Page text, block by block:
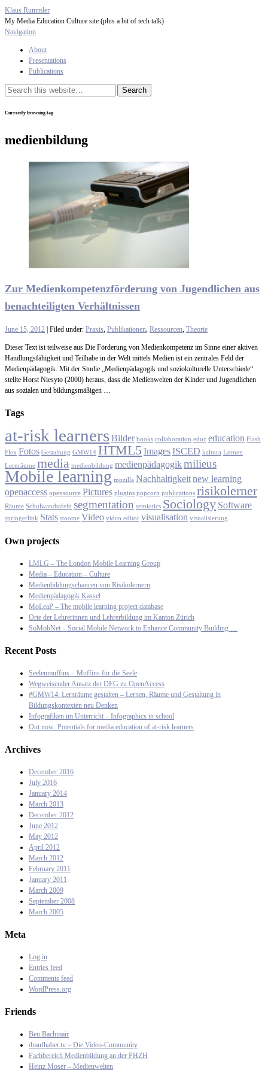
Klaus Rummler
My Media Education Culture site (plus a bit of tech talk)
Navigation
About
Presentations
Publications
Currently browsing tag
medienbildung
Zur Medienkompetenzförderung von Jugendlichen aus
benachteiligten Verhältnissen
June 15, 2012 | Filed under: Praxis Publikationen Ressourcen Theorie
Dieser Text ist teilweise aus Die Förderung von Medienkompetenz im Sinne einer aktiven
Handlungsfähigkeit und Teilhabe in der Welt mittels Medien ist ein zentrales Feld der
Medienpädagogik. Mit der Studie „Medienpädagogik und soziokulturelle Unterschiede“
stellte Horst Niesyto (2000) heraus, dass die Medienwelten der Kinder und Jugendlichen
aus sozialen und bildungsmäßigen …
Tags
at-risk learnersBilder books collaboration educ education Flash
Flex Fotos Gestaltung GMW14 HTML5 ImagesISCED kaltura Lernen
Lernräume media medienbildung medienpädagogikmilieus
Mobile learning mozilla Nachhaltigkeitnew learning
openaccess opensource Pictures plugins popcorn publications risikolerner
Räume Schulwandtafeln segmentation semiotics Sociology Software
springerlink Stats stoome Video video editor visualisation visualisierung
Own projects
LMLG – The London Mobile Learning Group
Media – Education – Culture
Medienbildungschancen von Risikolernern
Medienpädagogik Kassel
MoLeaP – The mobile learning project database
Orte der Lehrerinnen und Lehrerbildung im Kanton Zürich
SoMobNet – Social Mobile Network to Enhance Community Building …
Recent Posts
Seelenmuffins – Muffins für die Seele
Wegweisender Ansatz der DFG zu OpenAccess
#GMW14: Lernräume gestalten – Lernen, Räume und Gestaltung in
Bildungskontexten neu Denken
Infografiken im Unterricht – Infographics in school
Out now: Potentials for media education of at-risk learners
Archives
December 2016
July 2016
January 2014
March 2013
December 2012
June 2012
May 2012
April 2012
March 2012
February 2011
January 2011
March 2009
September 2008
March 2005
Meta
Log in
Entries feed
Comments feed
WordPress.org
Friends
Ben Bachmair
draufhaber.tv – Die Video-Community
Fachbereich Medienbildung an der PHZH
Heinz Moser – Medienwelten